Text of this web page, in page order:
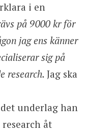
i en
på 9000 kr för
jag ens känner
sig på
research. Jag ska
underlag han
åt